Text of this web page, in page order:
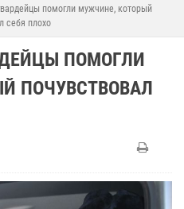
помогли мужчине, который
себя плохо
ПОМОГЛИ
ПОЧУВСТВОВАЛ